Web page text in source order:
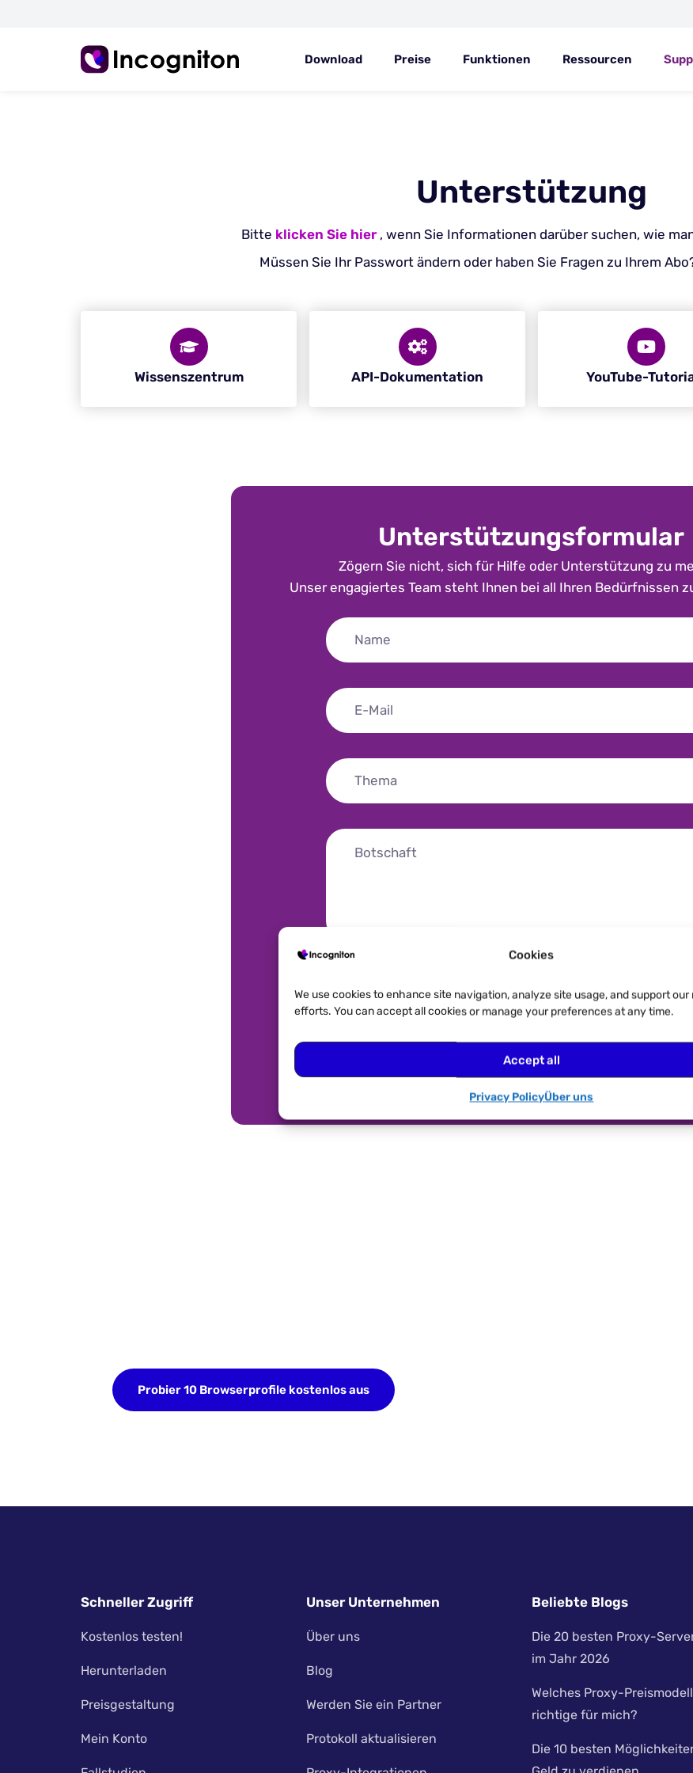
Cookies
We use cookies to enhance site navigation, analyze site usage, and support
efforts. You can accept all cookies or manage your preferences at any time.
Accept all
Privacy PolicyÜber uns
Download Preise Funktionen Ressourcen
Unterstützung
Bitte klicken Sie hier, wenn Sie Informationen darüber suchen, wie
Müssen Sie Ihr Passwort ändern oder haben Sie Fragen zu Ihrem
Wissenszentrum API-Dokumentation YouTube-
Unterstützungsformular
Zögern Sie nicht, sich für Hilfe oder Unterstützung zu
Unser engagiertes Team steht Ihnen bei all Ihren Bedürfnissen
Senden
Probier 10 Browserprofile kostenlos aus
Schneller Zugriff
Kostenlos testen!
Herunterladen
Preisgestaltung
Mein Konto
Unser Unternehmen
Über uns
Blog
Werden Sie ein Partner
Protokoll aktualisieren
Beliebte Blogs
Die 20 besten Proxy-
im Jahr 2026
Welches Proxy-
richtige für mich?
Die 10 besten